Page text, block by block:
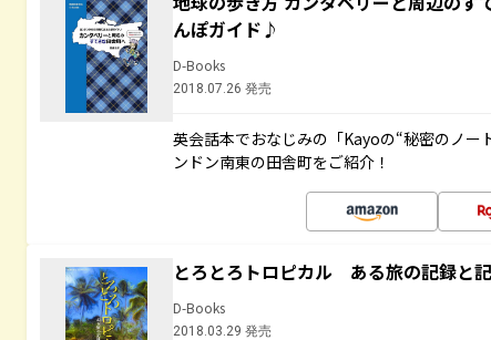
んぽガイド♪
D-Books
2018.07.26 発売
英会話本でおなじみの「Kayoの“秘密のノー
ンドン南東の田舎町をご紹介！
とろとろトロピカル ある旅の記録と
D-Books
2018.03.29 発売